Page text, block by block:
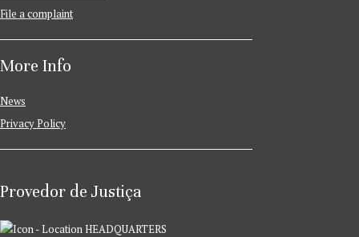
File a complaint
More Info
News
Privacy Policy
Provedor de Justiça
HEADQUARTERS